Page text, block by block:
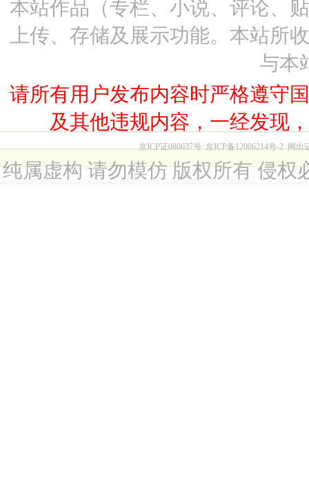
本站作品（专栏、小说、评论、
上传、存储及展示功能。本站所
与本
请所有用户发布内容时严格遵守
及其他违规内容，一经发现
京ICP证080637号 京ICP备12006214号-2 网出
纯属虚构 请勿模仿 版权所有 侵权